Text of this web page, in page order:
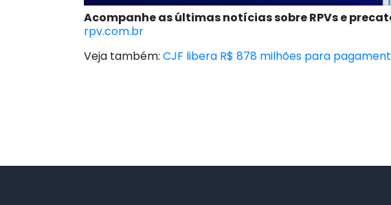
Acompanhe as últimas notícias sobre RPVs e
rpv.com.br
Veja também: CJF libera R$ 878 milhões para